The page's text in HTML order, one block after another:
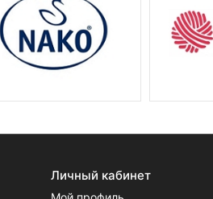
Личный кабинет